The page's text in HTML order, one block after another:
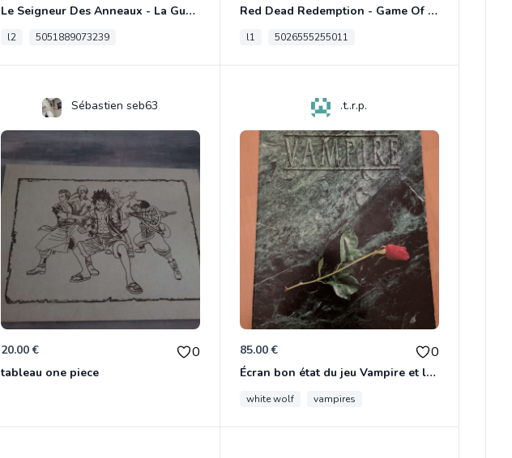
Le Seigneur Des Anneaux - La Guerre Du Nord Xbox 360
l2 5051889073239
Red Dead Redemption - Game Of The Year Xbox 360
l1 5026555255011
Sébastien seb63
20.00 € 0
tableau one piece
.t..r.p.
85.00 € 0
Écran bon état du jeu Vampire et livre de règles « la mascarade » état d’usage
white wolf vampires